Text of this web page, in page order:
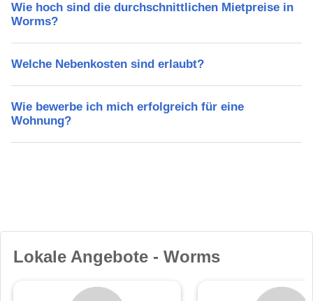
Wie hoch sind die durchschnittlichen Mietpreise in
Worms?
Welche Nebenkosten sind erlaubt?
Wie bewerbe ich mich erfolgreich für eine
Wohnung?
Lokale Angebote - Worms